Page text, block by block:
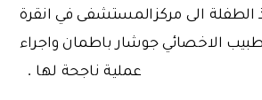
الطفلة الى مركزالمستشفى في انقرة
الاخصائي جوشار باطمان واجراء
عملية ناجحة لها .